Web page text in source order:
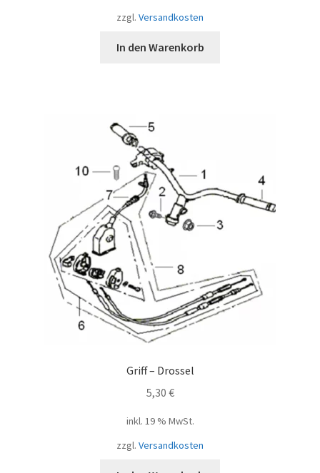
zzgl. Versandkosten
In den Warenkorb
Griff – Drossel
5,30 €
inkl. 19 % MwSt.
zzgl. Versandkosten